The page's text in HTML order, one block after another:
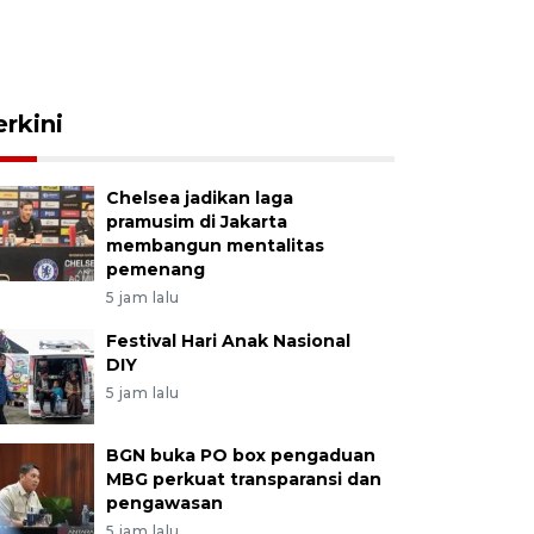
Chelsea jadikan laga
pramusim di Jakarta
membangun mentalitas
pemenang
5 jam lalu
Festival Hari Anak Nasional
DIY
5 jam lalu
BGN buka PO box pengaduan
MBG perkuat transparansi dan
pengawasan